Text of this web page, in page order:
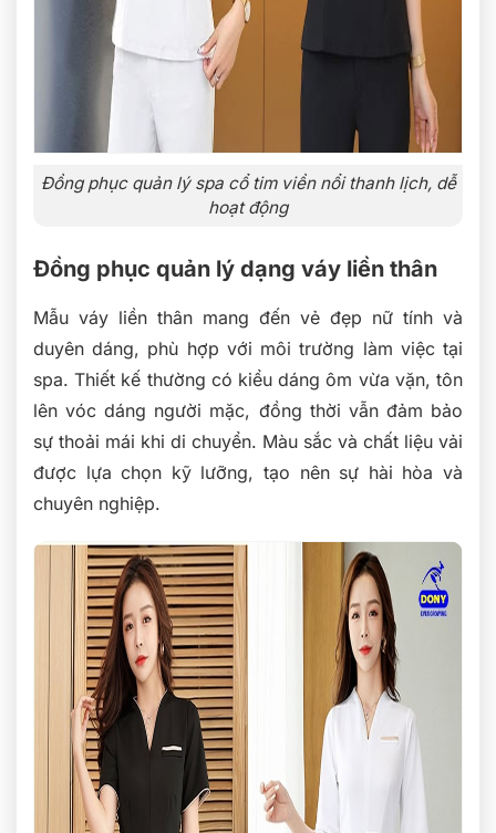
Đồng phục quản lý spa cổ tim viền nổi thanh lịch, dễ
hoạt động
Đồng phục quản lý dạng váy liền thân
Mẫu váy liền thân mang đến vẻ đẹp nữ tính và
duyên dáng, phù hợp với môi trường làm việc tại
spa. Thiết kế thường có kiểu dáng ôm vừa vặn, tôn
lên vóc dáng người mặc, đồng thời vẫn đảm bảo
sự thoải mái khi di chuyển. Màu sắc và chất liệu vải
được lựa chọn kỹ lưỡng, tạo nên sự hài hòa và
chuyên nghiệp.